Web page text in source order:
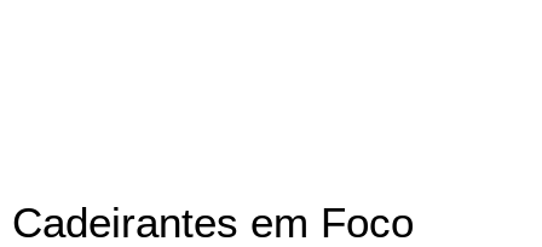
Cadeirantes em Foco